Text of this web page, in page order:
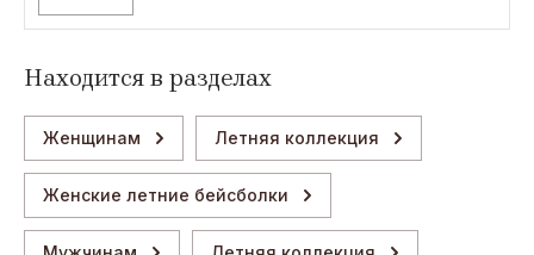
Находится в разделах
Женщинам Летняя коллекция
Женские летние бейсболки